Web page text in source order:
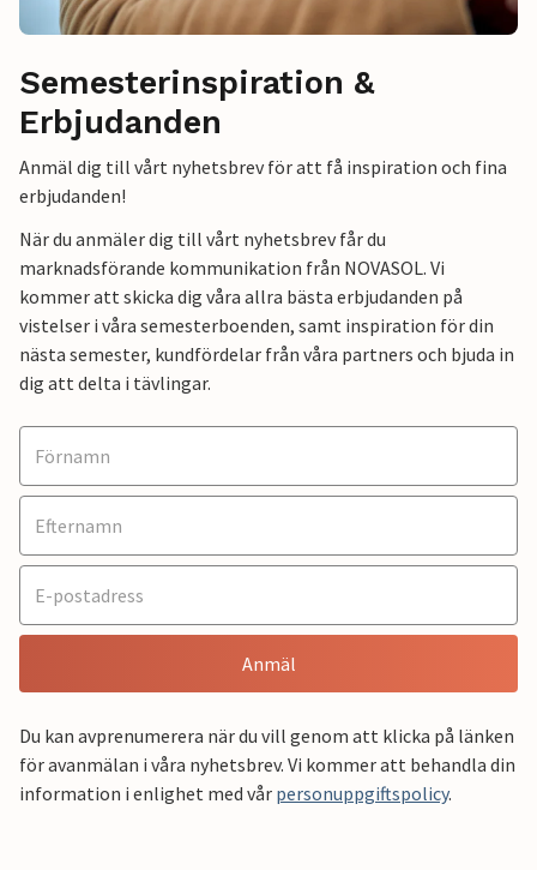
Semesterinspiration &
Erbjudanden
Anmäl dig till vårt nyhetsbrev för att få inspiration och fina
erbjudanden!
När du anmäler dig till vårt nyhetsbrev får du
marknadsförande kommunikation från NOVASOL. Vi
kommer att skicka dig våra allra bästa erbjudanden på
vistelser i våra semesterboenden, samt inspiration för din
nästa semester, kundfördelar från våra partners och bjuda in
dig att delta i tävlingar.
Anmäl
Du kan avprenumerera när du vill genom att klicka på länken
för avanmälan i våra nyhetsbrev. Vi kommer att behandla din
information i enlighet med vår personuppgiftspolicy.